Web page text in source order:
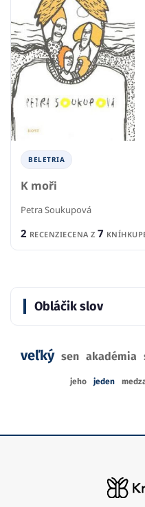
BELETRIA
K moři
Petra Soukupová
2 RECENZIECENA Z 7
Obláčik slov
veľký sen akadémia
jeho jeden